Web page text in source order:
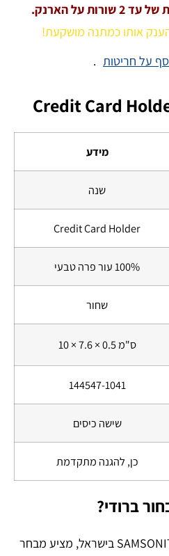
על הארנק.
אותו כמתנה מושקעת!
על חריטות
מידע
שנה
Credit Card Holder
100% עור פרה טבעי
שחור
10 × 7.6 × 0.5 ס"מ
144547-1041
שישה כיסים
כן, להגנה מתקדמת
ברודי?
רודי, המשווק הראשי של SAMSONITE בישראל, מציע מבחר